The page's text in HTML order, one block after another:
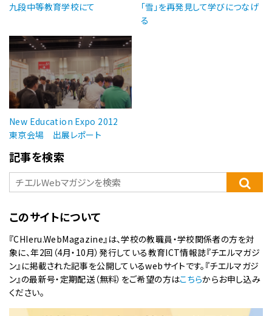
九段中等教育学校にて
「雪」を再発見して学びにつなげ
る
New Education Expo 2012
東京会場 出展レポート
記事を検索
このサイトについて
『CHIeru.WebMagazine』は、学校の教職員・学校関係者の方を対
象に、年2回（4月・10月）発行している教育ICT情報誌『チエルマガジ
ン』に掲載された記事を公開しているwebサイトです。『チエルマガジ
ン』の最新号・定期配送（無料）をご希望の方はこちらからお申し込み
ください。